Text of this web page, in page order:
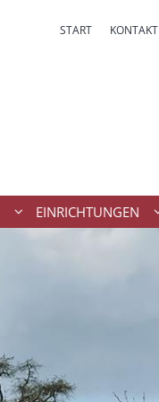
START KONTAKT
EINRICHTUNGEN